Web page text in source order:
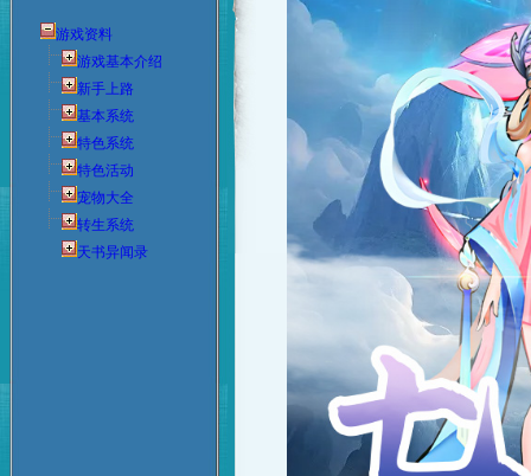
游戏资料
游戏基本介绍
新手上路
基本系统
特色系统
特色活动
宠物大全
转生系统
天书异闻录